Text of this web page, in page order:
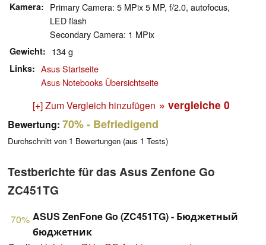
Kamera
Primary Camera: 5 MPix 5 MP, f/2.0, autofocus,
LED flash
Secondary Camera: 1 MPix
Gewicht 134 g
Links
Asus Startseite
Asus Notebooks Übersichtseite
[+] Zum Vergleich hinzufügen » vergleiche 0
Bewertung: 70%- Befriedigend
Durchschnitt von 1 Bewertungen (aus 1 Tests)
Testberichte für das Asus Zenfone Go
ZC451TG
70% ASUS ZenFone Go (ZC451TG) - Бюджетный
бюджетник